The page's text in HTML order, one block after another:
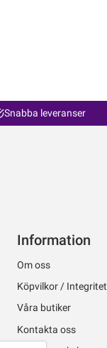
Snabba leveranser
Information
Om oss
Köpvilkor / Integritet
Våra butiker
Kontakta oss